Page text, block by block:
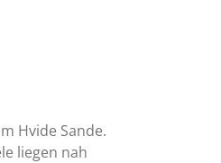
Hvide Sande.
liegen nah